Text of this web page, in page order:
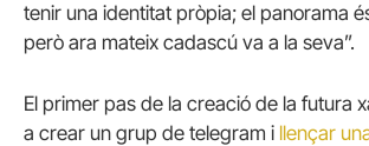
tenir una identitat pròpia; el panorama
però ara mateix cadascú va a la seva”.
El primer pas de la creació de la futura
a crear un grup de telegram i llençar